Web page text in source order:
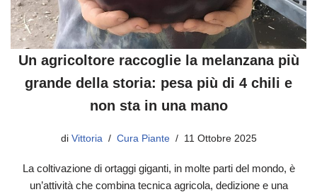
Un agricoltore raccoglie la melanzana più
grande della storia: pesa più di 4 chili e
non sta in una mano
di Vittoria Cura Piante 11 Ottobre 2025
La coltivazione di ortaggi giganti, in molte parti del mondo, è
un’attività che combina tecnica agricola, dedizione e una